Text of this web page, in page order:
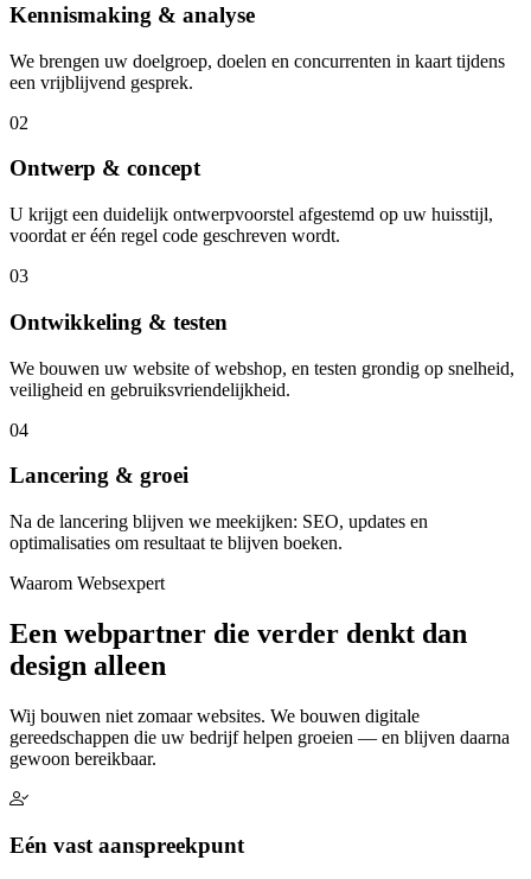
Kennismaking & analyse
We brengen uw doelgroep, doelen en concurrenten in kaart tijdens
een vrijblijvend gesprek.
02
Ontwerp & concept
U krijgt een duidelijk ontwerpvoorstel afgestemd op uw huisstijl,
voordat er één regel code geschreven wordt.
03
Ontwikkeling & testen
We bouwen uw website of webshop, en testen grondig op snelheid,
veiligheid en gebruiksvriendelijkheid.
04
Lancering & groei
Na de lancering blijven we meekijken: SEO, updates en
optimalisaties om resultaat te blijven boeken.
Waarom Websexpert
Een webpartner die verder denkt dan
design alleen
Wij bouwen niet zomaar websites. We bouwen digitale
gereedschappen die uw bedrijf helpen groeien — en blijven daarna
gewoon bereikbaar.
Eén vast aanspreekpunt